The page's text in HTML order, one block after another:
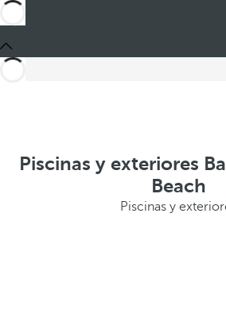
Piscinas y exteriores
Beach
Piscinas y